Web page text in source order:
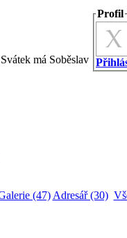
má Soběslav
Profil
(47) Adresář (30)